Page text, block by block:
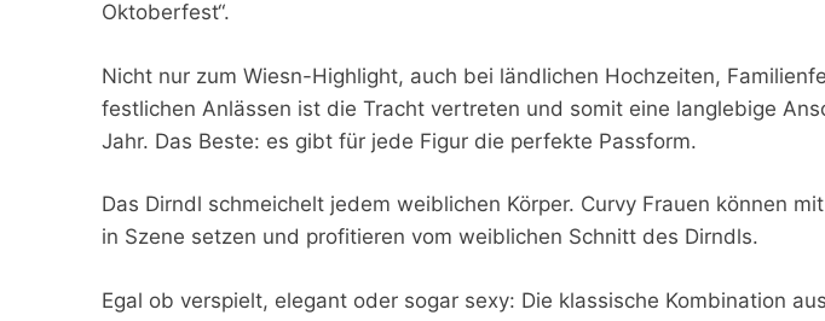
Oktoberfest“.
Nicht nur zum Wiesn-Highlight, auch bei ländlichen Hochzeiten,
festlichen Anlässen ist die Tracht vertreten und somit eine langlebige
Jahr. Das Beste: es gibt für jede Figur die perfekte Passform.
Das Dirndl schmeichelt jedem weiblichen Körper. Curvy Frauen können
in Szene setzen und profitieren vom weiblichen Schnitt des Dirndls.
Egal ob verspielt, elegant oder sogar sexy: Die klassische Kombination